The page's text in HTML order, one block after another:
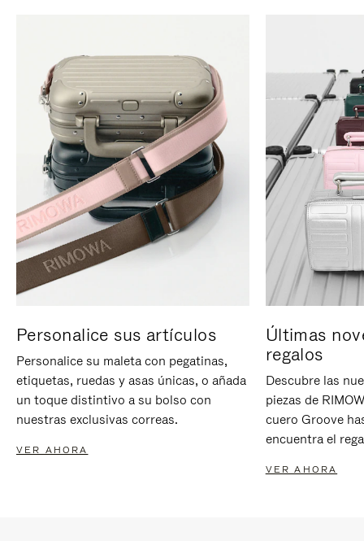
Personalice sus artículos
Personalice su maleta con pegatinas,
etiquetas, ruedas y asas únicas, o añada
un toque distintivo a su bolso con
nuestras exclusivas correas.
VER AHORA
Últimas
regalos
Descubre las
piezas de
cuero Groove
encuentra el
VER AHORA